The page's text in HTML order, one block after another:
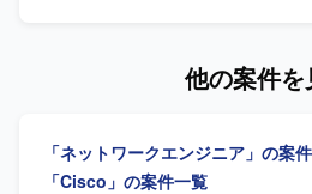
構成となっております。プライベ
器の設定を行い、WindowsやLinux
す。 【求める人物像】 ネットワーク機器やOSの設定作業
に主体的に取り組み、仕様書を読
他の案件を
「ネットワークエンジニア」の案
「Cisco」の案件一覧